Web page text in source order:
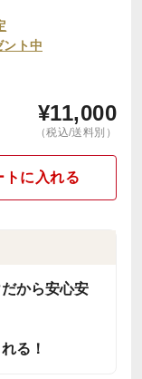
ント中
¥11,000
（税込/送料別）
トに入れる
から安心安
る！